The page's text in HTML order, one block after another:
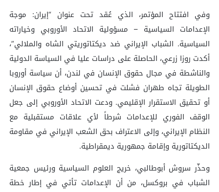
وفي افتتاح المؤتمر، الذي عُقد تحت عنوان “إيران: موجة
الإعدامات السياسية – مسؤولية الاتحاد الأوروبي وخياراته
السياسية. الشباب الإيراني ضد ديكتاتوريتي الشاه والملالي”،
أكدت روزا زرعي، الحاصلة على دراسات عليا في السياسة الدولية
والناشطة في مجال حقوق الإنسان في لندن، أن سياسة أوروبا
الطويلة تجاه طهران فشلت في تحسين أوضاع حقوق الإنسان
أو تحقيق الاستقرار الإقليمي. ودعت الاتحاد الأوروبي إلى جعل
الوقف الفوري للإعدامات شرطاً لأي علاقات مستقبلية مع
النظام الإيراني، وإلى الاعتراف بحق الشعب الإيراني في مقاومة
الديكتاتورية وإقامة جمهورية ديمقراطية.
وحذّر سروش أبوطالبي، خريج العلوم السياسية ورئيس جمعية
الشباب في بروكسل، من أن الإعدامات تأتي في إطار خطة